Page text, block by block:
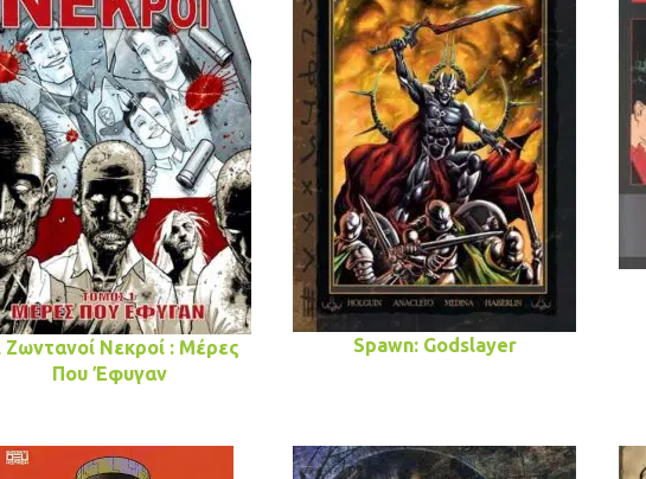
Ζωντανοί Νεκροί : Μέρες
Που Έφυγαν
Spawn: Godslayer